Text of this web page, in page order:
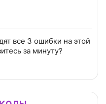
все 3 ошибки на этой
за минуту?